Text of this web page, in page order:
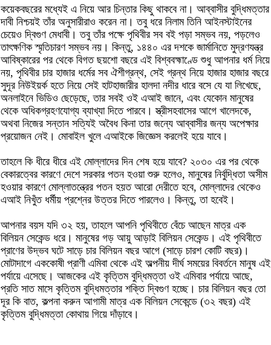
কয়েকবছরের মধ্যেই এ নিয়ে আর চিন্তার কিছু থাকবে না। আব্বাসীর বুদ্ধিমত্তার
দাবী নিশ্চয়ই তাঁর অনুসারীরাও করেন না। তবু ধরে নিলাম তিনি আইনস্টাইনের
চেয়েও দ্বিগুণ মেধাবী। তবু তাঁর পক্ষে পৃথিবীর সব বই পড়া সম্ভব নয়, পড়লেও
তাৎক্ষণিক স্মৃতিচারণ সম্ভব নয়। কিন্তু, ১৪৪০ এর দশকে জার্মানিতে মুদ্রণযন্ত্র
আবিষ্কারের পর থেকে বিগত ছয়শো বছরে এই বিশ্ববহ্মাণ্ডে শুধু আপনার ধর্ম নিয়ে
নয়, পৃথিবীর চার হাজার ধর্মের সব ঐশীগ্রন্থ, সেই গ্রন্থ নিয়ে হাজার হাজার বছরে
সুদূর নিউইয়র্ক হতে নিয়ে সেই হাটহাজারীর হালদা নদীর ধারে বসে যে যা লিখেছে,
অনলাইনে ভিডিও ছেড়েছে, তার সবই ওই এআই জানে, এবং যেকোন মানুষের
থেকে অধিকগ্রহণযোগ্য ব্যাখ্যা দিতে পারবে। স্ত্রীসহবাসের আগে খালেদকে,
অথবা নিজের সন্তান সত্যিই অবৈধ কিনা তার জন্যে আব্বাসীর জন্য অপেক্ষার
প্রয়োজন নেই। মোবাইল খুলে এআইকে জিজ্ঞেস করলেই হয়ে যাবে।
তাহলে কি ধীরে ধীরে এই মোল্লাদের দিন শেষ হয়ে যাবে? ২০৩০ এর পর থেকে
বেকারত্বের কারণে দেশে সরকার পতন হওয়া শুরু হলেও, মানুষের নির্বুদ্ধিতা অসীম
হওয়ার কারণে মোল্লাতন্ত্রের পতন হয়ত আরো দেরীতে হবে, মোল্লাদের থেকেও
এআই নিখুঁত ধর্মীয় প্রশ্নের উত্তর দিতে পারলেও। কিন্তু, তা হবেই।
আপনার বয়স যদি ৩২ হয়, তাহলে আপনি পৃথিবীতে বেঁচে আছেন মাত্র এক
বিলিয়ন সেকেন্ড ধরে। মানুষের গড় আয়ু আড়াই বিলিয়ন সেকেন্ড। এই পৃথিবীতে
প্রাণের উদ্ভব ঘটে সাড়ে চার বিলিয়ন বছর আগে (সাড়ে চারশ কোটি বছর)।
মোটাদাগে এককোষী প্রাণী এমিবা থেকে এই অল্পনীয় দীর্ঘ সময়ের বিবর্তনে মানুষ এই
পর্যায়ে এসেছে। আজকের এই কৃত্তিম বুদ্ধিমত্তা ওই এমিবার পর্যায়ে আছে,
প্রতি সাত মাসে কৃত্তিম বুদ্ধিমত্তার শক্তি দ্বিগুণ হচ্ছে। চার বিলিয়ন বছর তো
দূর কি বাত, কল্পনা করুন আগামী মাত্র এক বিলিয়ন সেকেন্ডে (৩২ বছর) এই
কৃত্তিম বুদ্ধিমত্তা কোথায় গিয়ে দাঁড়াবে।